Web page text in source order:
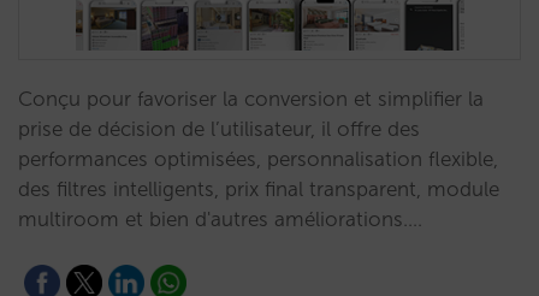
Conçu pour favoriser la conversion et simplifier la
prise de décision de l’utilisateur, il offre des
performances optimisées, personnalisation flexible,
des filtres intelligents, prix final transparent, module
multiroom et bien d'autres améliorations.…